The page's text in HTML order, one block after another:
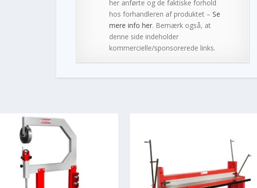
her anførte og de faktiske forhold
hos forhandleren af produktet – Se
mere info her. Bemærk også, at
denne side indeholder
kommercielle/sponsorerede links.